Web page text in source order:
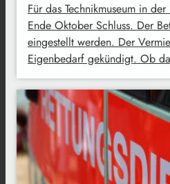
Für das Technikmuseum in
Ende Oktober Schluss. Der
eingestellt werden. Der
Eigenbedarf gekündigt. Ob